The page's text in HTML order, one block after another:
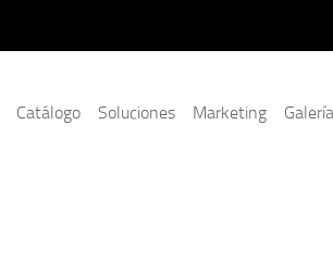
Catálogo Soluciones Marketing